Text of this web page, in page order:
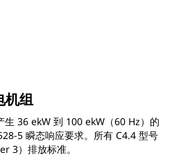
机组
生 36 ekW 到 100 ekW（60 Hz）的
5 瞬态响应要求。所有 C4.4 型号
3）排放标准。